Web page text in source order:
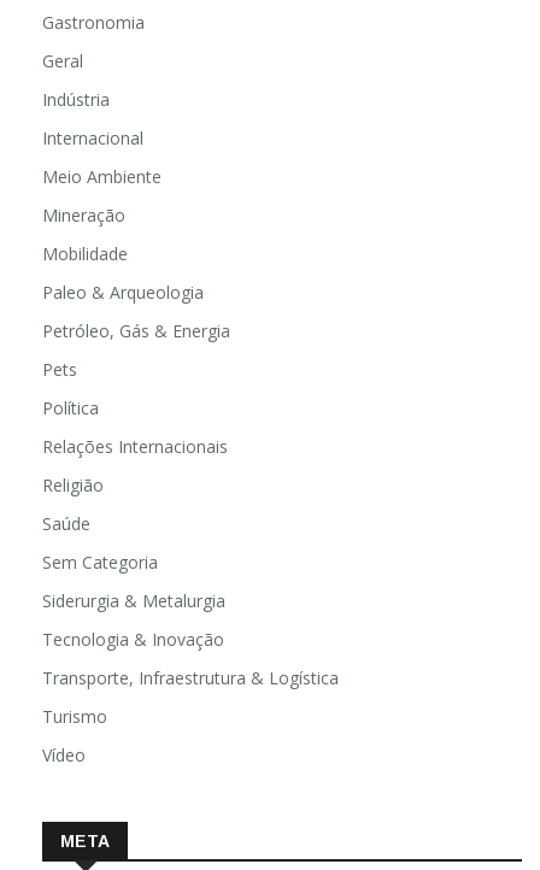
Gastronomia
Geral
Indústria
Internacional
Meio Ambiente
Mineração
Mobilidade
Paleo & Arqueologia
Petróleo, Gás & Energia
Pets
Política
Relações Internacionais
Religião
Saúde
Sem Categoria
Siderurgia & Metalurgia
Tecnologia & Inovação
Transporte, Infraestrutura & Logística
Turismo
Vídeo
META